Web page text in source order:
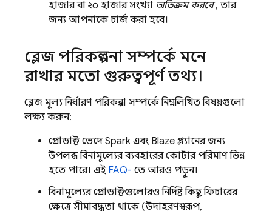
হাজার বা ২০ হাজার সংখ্যা অতিক্রম করবে, তার
জন্য আপনাকে চার্জ করা হবে।
ব্লেজ পরিকল্পনা সম্পর্কে মনে
রাখার মতো গুরুত্বপূর্ণ তথ্য।
ব্লেজ মূল্য নির্ধারণ পরিকল্পনা সম্পর্কে নিম্নলিখিত বিষয়গুলো
লক্ষ্য করুন:
প্রোডাক্ট ভেদে Spark এবং Blaze প্ল্যানের জন্য
উপলব্ধ বিনামূল্যের ব্যবহারের কোটার পরিমাণ ভিন্ন
হতে পারে। এই FAQ- তে আরও পড়ুন।
বিনামূল্যের প্রোডাক্টগুলোরও নির্দিষ্ট কিছু ফিচারের
ক্ষেত্রে সীমাবদ্ধতা থাকে (উদাহরণস্বরূপ,